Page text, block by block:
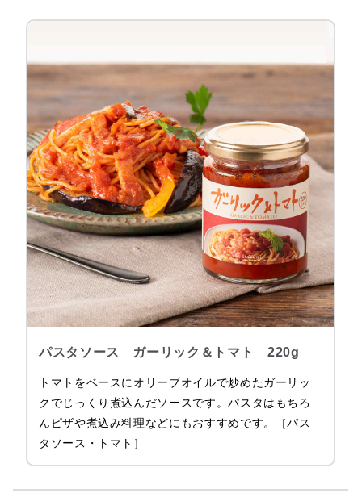
パスタソース ガーリック＆トマト 220g
トマトをベースにオリーブオイルで炒めたガーリッ
クでじっくり煮込んだソースです。パスタはもちろ
んピザや煮込み料理などにもおすすめです。［パス
タソース・トマト］